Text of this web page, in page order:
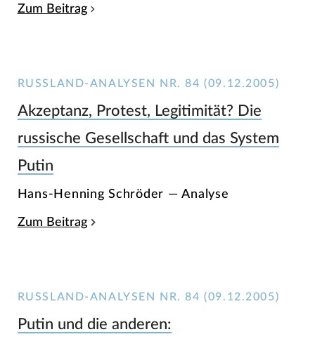
Zum Beitrag
RUSSLAND-ANALYSEN NR. 84 (09.12.2005)
Akzeptanz, Protest, Legitimität? Die
russische Gesellschaft und das System
Putin
Hans-Henning Schröder — Analyse
Zum Beitrag
RUSSLAND-ANALYSEN NR. 84 (09.12.2005)
Putin und die anderen: